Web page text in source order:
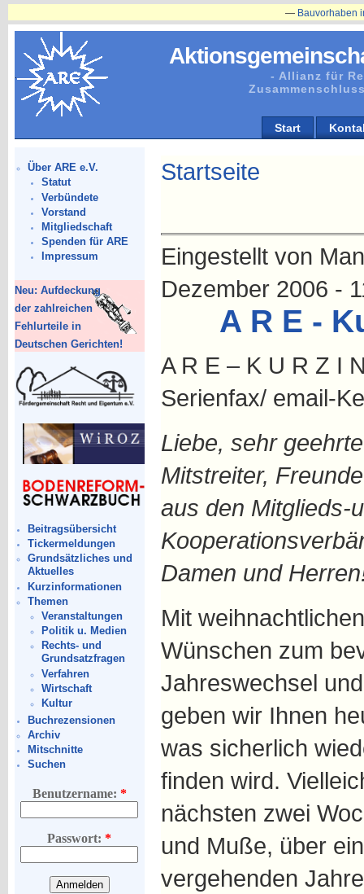
- Allianz für
Start
Über ARE e.V.
Statut
Verbündete
Vorstand
Mitgliedschaft
Spenden für ARE
Impressum
Neu: Aufdeckung
der zahlreichen
Fehlurteile in
Deutschen Gerichten!
Beitragsübersicht
Tickermeldungen
Grundsätzliches und
Aktuelles
Kurzinformationen
Themen
Veranstaltungen
Politik u. Medien
Rechts- und
Grundsatzfragen
Verfahren
Wirtschaft
Kultur
Buchrezensionen
Archiv
Mitschnitte
Suchen
Benutzername: *
Passwort:*
Bauvorhaben in Plänitz
Startseite
Eingestellt von
Dezember 2006 -
A R E -
A R E – K U R Z I
Serienfax/ email-
Liebe, sehr
Mitstreiter,
aus den Mitglieds-
Damen und
Mit
Wünschen zum
Jahreswechsel
geben wir Ihnen
was sicherlich
finden wird.
nächsten zwei
und Muße, über
vergehenden